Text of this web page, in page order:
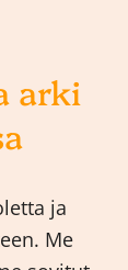
arki
ja
Me